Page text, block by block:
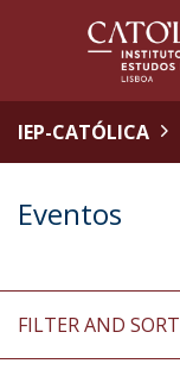
IEP-CATÓLICA
Eventos
FILTER AND SORT